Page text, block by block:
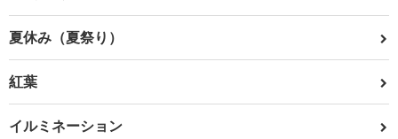
夏休み（夏祭り）
紅葉
イルミネーション